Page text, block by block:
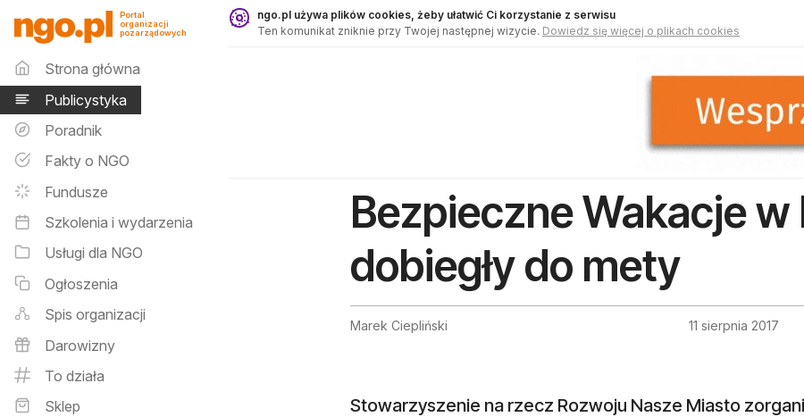
Publicystyka - ngo.pl
Portal
organizacji
pozarządowych
Menu główne
Strona główna
Publicystyka
Poradnik
Fakty o NGO
Fundusze
Szkolenia i wydarzenia
Usługi dla NGO
Ogłoszenia
Spis organizacji
Darowizny
To działa
Sklep
ngo.pl używa plików cookies, żeby ułatwić Ci korzystanie z serwisu
Ten komunikat zniknie przy Twojej następnej wizycie. Dowiedz się więcej o plikach cookies
Bezpieczne Wakacje w
dobiegły do mety
Marek Ciepliński 11 sierpnia 2017
Stowarzyszenie na rzecz Rozwoju Nasze Miasto